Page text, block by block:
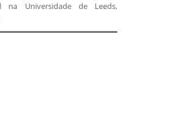
na Universidade de Leeds,